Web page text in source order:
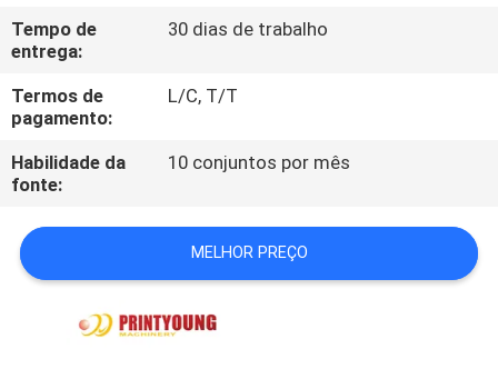
CONTROLE
DA
QUALIDADE
CONTACTE-
PEÇA
UMAS
Tempo de
entrega:
30 dias de trabalho
Termos de
pagamento:
L/C, T/T
Habilidade da
fonte:
10 conjuntos por mês
MELHOR PREÇO